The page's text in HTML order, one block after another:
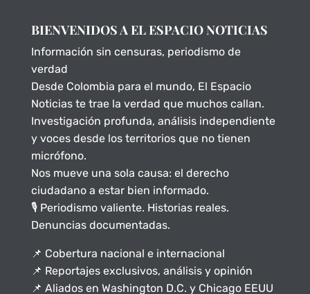
BIENVENIDOS A EL ESPACIO NOTICIAS
Información sin censuras, periodismo de
verdad
Desde Colombia para el mundo, El Espacio
Noticias te trae la verdad que muchos callan.
Investigación profunda, análisis independiente
y voces desde los territorios que no tienen
micrófono.
Nos mueve una sola causa: el derecho
ciudadano a estar bien informado.
🎙️ Periodismo valiente. Historias reales.
Denuncias documentadas.
📌 Cobertura nacional e internacional
📌 Reportajes exclusivos, análisis y opinión
📌 Aliados en Washington D.C. y Chicago EEUU